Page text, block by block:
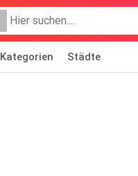
Kategorien Städte